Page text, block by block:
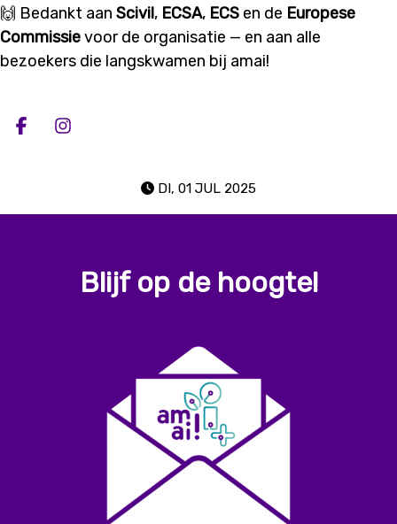
🙌 Bedankt aan Scivil, ECSA, ECS en de Europese
Commissievoor de organisatie — en aan alle
bezoekers die langskwamen bij amai!
Deel op facebook
Deel op Instagram
DI, 01 JUL 2025
Blijf op de hoogte!